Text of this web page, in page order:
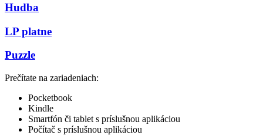
Hudba
LP platne
Puzzle
Prečítate na zariadeniach:
Pocketbook
Kindle
Smartfón či tablet s príslušnou aplikáciou
Počítač s príslušnou aplikáciou